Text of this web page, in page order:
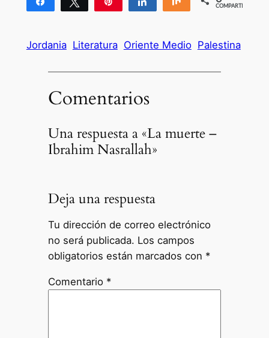
COMPARTIR
Jordania Literatura Oriente Medio Palestina
Comentarios
Una respuesta a «La muerte –
Ibrahim Nasrallah»
Deja una respuesta
Tu dirección de correo electrónico
no será publicada. Los campos
obligatorios están marcados con *
Comentario *